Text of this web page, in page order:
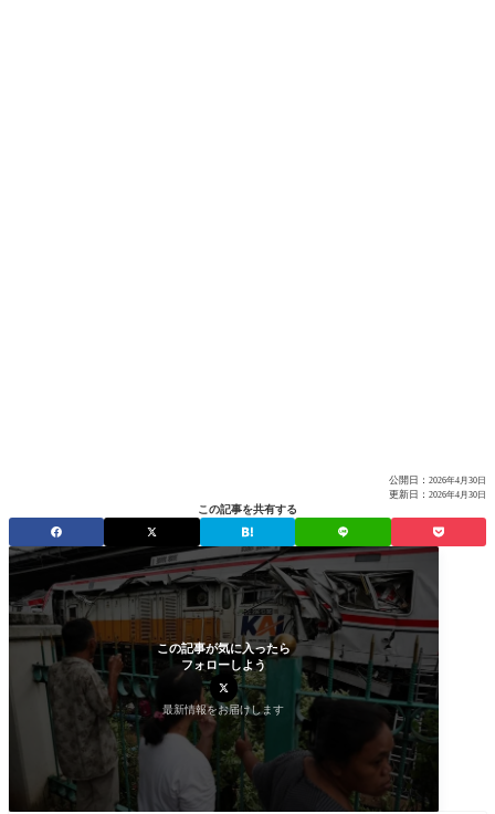
公開日： 2026年4月30日
更新日： 2026年4月30日
この記事を共有する
この記事が気に入ったら
フォローしよう
最新情報をお届けします